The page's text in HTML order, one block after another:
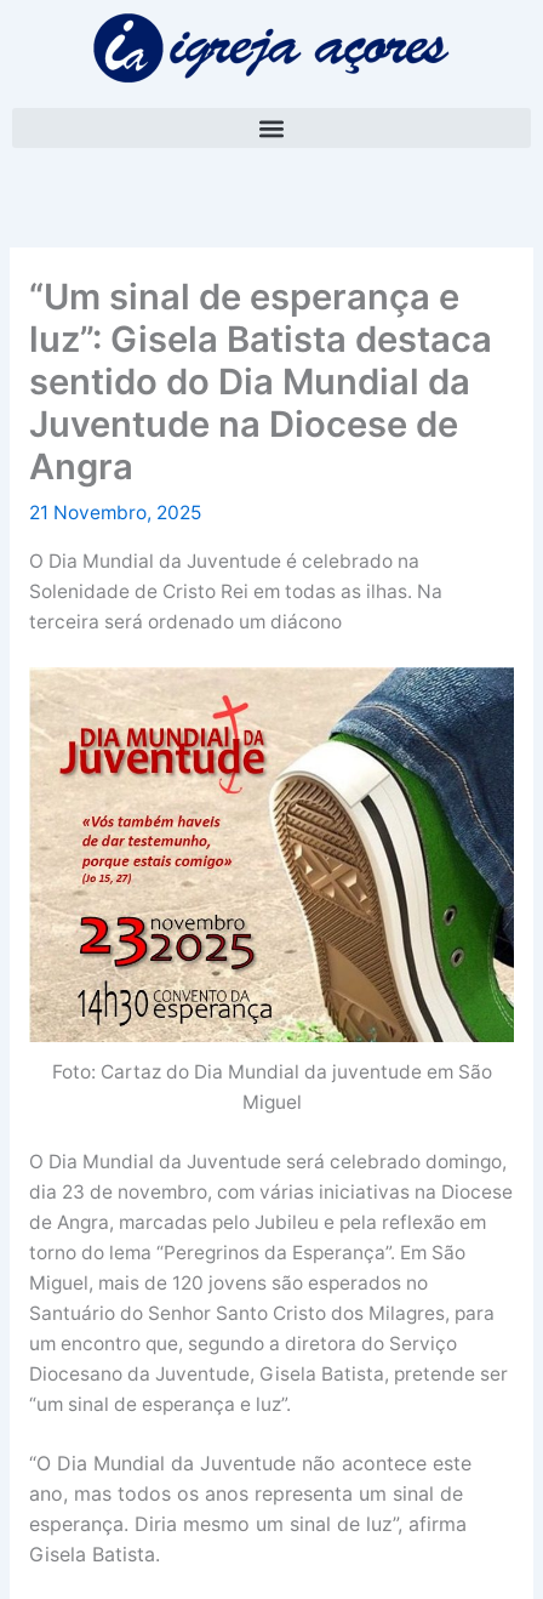
“Um sinal de esperança e
luz”: Gisela Batista destaca
sentido do Dia Mundial da
Juventude na Diocese de
Angra
21 Novembro, 2025
O Dia Mundial da Juventude é celebrado na
Solenidade de Cristo Rei em todas as ilhas. Na
terceira será ordenado um diácono
Foto: Cartaz do Dia Mundial da juventude em São
Miguel
O Dia Mundial da Juventude será celebrado domingo,
dia 23 de novembro, com várias iniciativas na Diocese
de Angra, marcadas pelo Jubileu e pela reflexão em
torno do lema “Peregrinos da Esperança”. Em São
Miguel, mais de 120 jovens são esperados no
Santuário do Senhor Santo Cristo dos Milagres, para
um encontro que, segundo a diretora do Serviço
Diocesano da Juventude, Gisela Batista, pretende ser
“um sinal de esperança e luz”.
“O Dia Mundial da Juventude não acontece este
ano, mas todos os anos representa um sinal de
esperança. Diria mesmo um sinal de luz”, afirma
Gisela Batista.